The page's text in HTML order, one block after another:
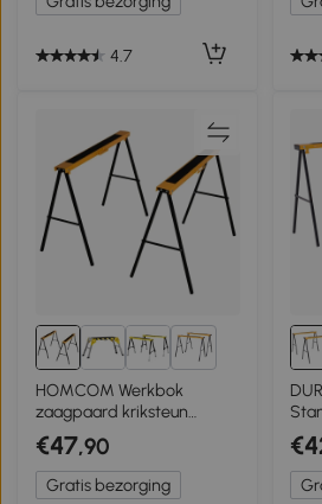
4.7
5+
HOMCOM Werkbok
zaagpaard kriksteun
slipvast staal
belastbaarheid 125 kg
€47,90
Gratis bezorging